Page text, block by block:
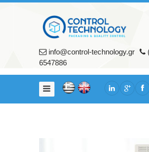
Σχετικά
εμάς
Υπηρεσίες
info@control-technology.gr
6547886